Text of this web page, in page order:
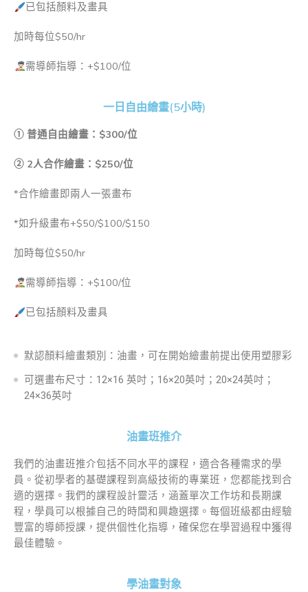
已包括顏料及畫具
加時每位$50/hr
需導師指導：+$100/位
一日自由繪畫(5小時)
① 普通自由繪畫： $300/位
② 2人合作繪畫： $250/位
*合作繪畫即兩人一張畫布
*如升級畫布+$50/$100/$150
加時每位$50/hr
需導師指導：+$100/位
已包括顏料及畫具
默認顏料繪畫類別：油畫，可在開始繪畫前提出使用塑膠彩
可選畫布尺寸：12×16 英吋；16×20英吋；20×24英吋；
24×36英吋
油畫班推介
我們的油畫班推介包括不同水平的課程，適合各種需求的學
員。從初學者的基礎課程到高級技術的專業班，您都能找到合
適的選擇。我們的課程設計靈活，涵蓋單次工作坊和長期課
程，學員可以根據自己的時間和興趣選擇。每個班級都由經驗
豐富的導師授課，提供個性化指導，確保您在學習過程中獲得
最佳體驗。
學油畫對象